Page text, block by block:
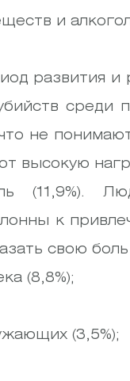
и
развития
не
высокую
(11,9%).
к
свою
(8,8%);
(3,5%);